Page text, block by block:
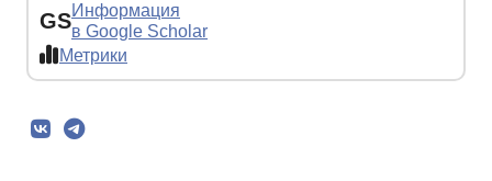
GSИнформация
в Google Scholar
Метрики